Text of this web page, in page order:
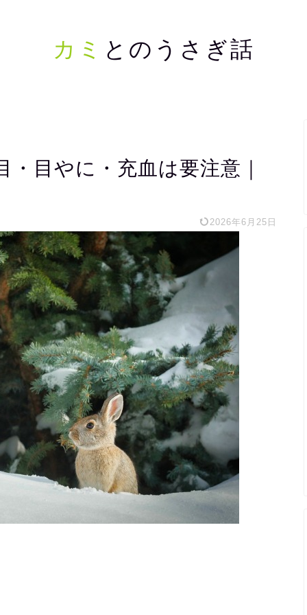
カミ とのうさぎ話
目やに・充血は要注意｜
2026年6月25日